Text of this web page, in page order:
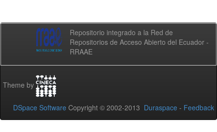
Repositorio integrado a la Red de
Repositorios de Acceso Abierto del Ecuador -
RRAAE
Theme by
DSpace Software Copyright © 2002-2013 Duraspace - Feedback